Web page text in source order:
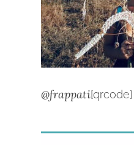
@frappati[qrcode]